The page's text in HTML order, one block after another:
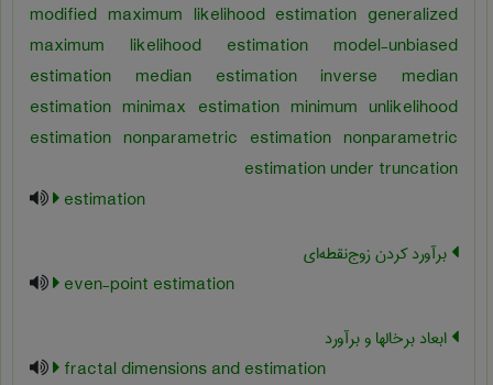
modified maximum likelihood estimation generalized
maximum likelihood estimation model-unbiased
estimation median estimation inverse median
estimation minimax estimation minimum unlikelihood
estimation nonparametric estimation nonparametric
estimation under truncation
estimation
برآورد کردن زوج‌نقطه‌ای
even-point estimation
ابعاد برخالها و برآورد
fractal dimensions and estimation